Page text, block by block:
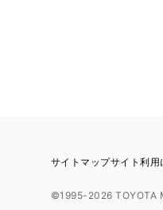
サイトマップサイト利用
©1995-2026 TOYOTA